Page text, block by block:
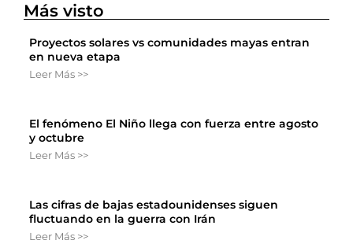
Más visto
Proyectos solares vs comunidades mayas entran
en nueva etapa
Leer Más >>
El fenómeno El Niño llega con fuerza entre agosto
y octubre
Leer Más >>
Las cifras de bajas estadounidenses siguen
fluctuando en la guerra con Irán
Leer Más >>